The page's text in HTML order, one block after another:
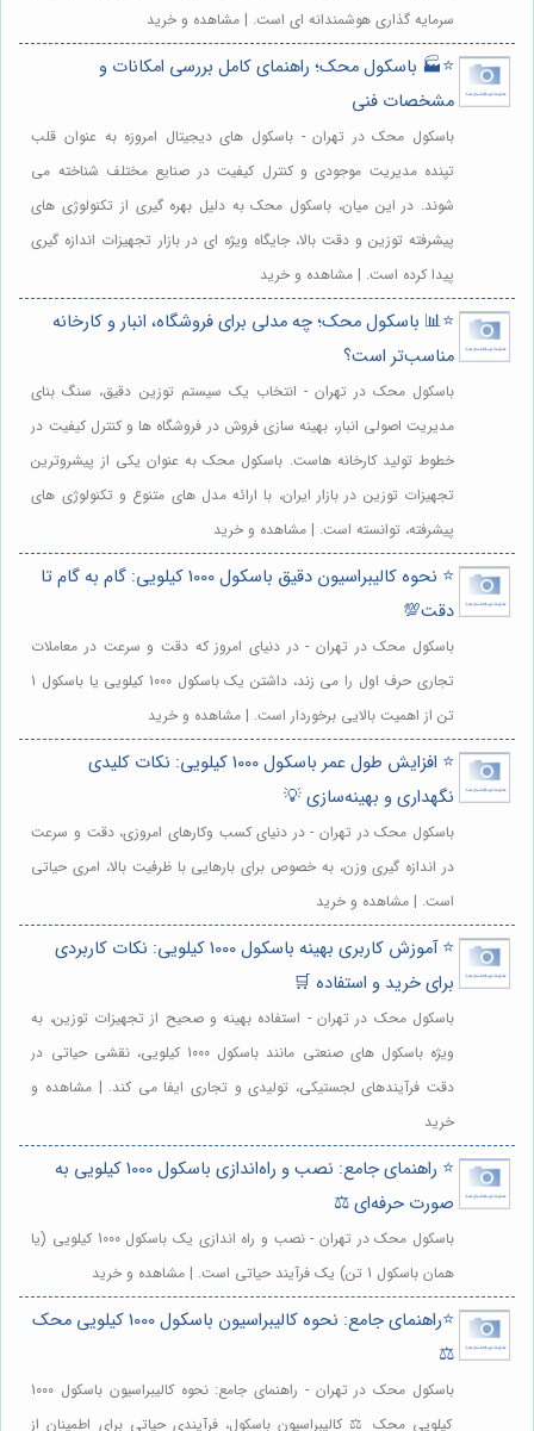
سرمایه گذاری هوشمندانه ای است. | مشاهده و خرید
⭐️🏭 باسکول محک؛ راهنمای کامل بررسی امکانات و
مشخصات فنی
باسکول محک در تهران - باسکول های دیجیتال امروزه به عنوان قلب
تپنده مدیریت موجودی و کنترل کیفیت در صنایع مختلف شناخته می
شوند. در این میان، باسکول محک به دلیل بهره گیری از تکنولوژی های
پیشرفته توزین و دقت بالا، جایگاه ویژه ای در بازار تجهیزات اندازه گیری
پیدا کرده است. | مشاهده و خرید
⭐️📊 باسکول محک؛ چه مدلی برای فروشگاه، انبار و کارخانه
مناسب‌تر است؟
باسکول محک در تهران - انتخاب یک سیستم توزین دقیق، سنگ بنای
مدیریت اصولی انبار، بهینه سازی فروش در فروشگاه ها و کنترل کیفیت در
خطوط تولید کارخانه هاست. باسکول محک به عنوان یکی از پیشروترین
تجهیزات توزین در بازار ایران، با ارائه مدل های متنوع و تکنولوژی های
پیشرفته، توانسته است. | مشاهده و خرید
⭐️ نحوه کالیبراسیون دقیق باسکول 1000 کیلویی: گام به گام تا
دقت💯
باسکول محک در تهران - در دنیای امروز که دقت و سرعت در معاملات
تجاری حرف اول را می زند، داشتن یک باسکول 1000 کیلویی یا باسکول 1
تن از اهمیت بالایی برخوردار است. | مشاهده و خرید
⭐️ افزایش طول عمر باسکول 1000 کیلویی: نکات کلیدی
نگهداری و بهینه‌سازی 💡
باسکول محک در تهران - در دنیای کسب وکارهای امروزی، دقت و سرعت
در اندازه گیری وزن، به خصوص برای بارهایی با ظرفیت بالا، امری حیاتی
است. | مشاهده و خرید
⭐️ آموزش کاربری بهینه باسکول 1000 کیلویی: نکات کاربردی
برای خرید و استفاده 🛒
باسکول محک در تهران - استفاده بهینه و صحیح از تجهیزات توزین، به
ویژه باسکول های صنعتی مانند باسکول 1000 کیلویی، نقشی حیاتی در
دقت فرآیندهای لجستیکی، تولیدی و تجاری ایفا می کند. | مشاهده و
خرید
⭐️ راهنمای جامع: نصب و راه‌اندازی باسکول 1000 کیلویی به
صورت حرفه‌ای ⚖️
باسکول محک در تهران - نصب و راه اندازی یک باسکول 1000 کیلویی (یا
همان باسکول 1 تن) یک فرآیند حیاتی است. | مشاهده و خرید
⭐️راهنمای جامع: نحوه کالیبراسیون باسکول 1000 کیلویی محک
⚖️
باسکول محک در تهران - راهنمای جامع: نحوه کالیبراسیون باسکول 1000
کیلویی محک ⚖️ کالیبراسیون باسکول، فرآیندی حیاتی برای اطمینان از